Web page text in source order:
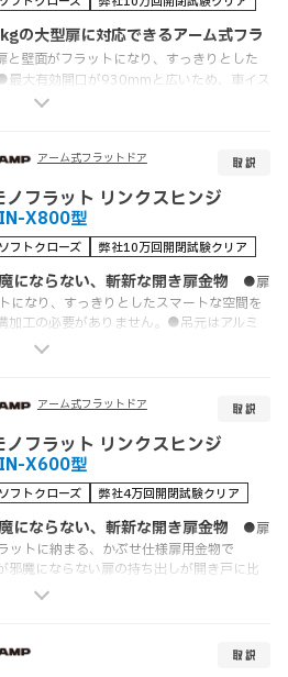
大型扉に対応できるアーム式フラ
壁面がフラットになり、すっきりとした
最大有効開口が930mmと広いため、車イス
や溝加工の必要がありません。●シンプル
縮できます。●2016年度グッドデザイン賞
ド・ドット賞を受賞しました。●ブラック
ラットシリーズについては、ラインアップ
アーム式フラットドア
ノフラット リンクスヒンジ
X800型
ソフトクローズ 弊社10万回開閉試験クリア
にならない、斬新な開き扉金物
●扉
になり、すっきりとしたスマートな空間を
加工の必要がありません。●吊元はアルミ
）が使用可能です。・開く時も開いた後
出しが開き戸に比べて小さいため、キャ
でも使用できます。・フルオープン！内部ス
の側板に取り付けるため、内部スペースが
4方向の扉位置調整が可能 スライド丁番を
後・平行の4方向に対して調整ができま
対応 片開き、両開きなどの組み合わせが
ットに対応できます。L型コーナースペース
アーム式フラットドア
ノフラット リンクスヒンジ
X600型
ソフトクローズ 弊社4万回開閉試験クリア
にならない、斬新な開き扉金物
●扉
ットに納まる、かぶせ仕様扉用金物で
邪魔にならない扉の持ち出しが開き戸に比
にならないため、キャビネット前のスペー
・フルオープン！内部スペースを有効活用キ
め、内部スペースが上下部分を有効に活用
はどの位置から操作してもスムーズに開閉で